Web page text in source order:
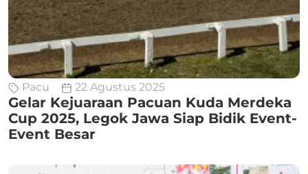
Pacu 22 Agustus 2025
Gelar Kejuaraan Pacuan Kuda Merdeka
Cup 2025, Legok Jawa Siap Bidik Event-
Event Besar